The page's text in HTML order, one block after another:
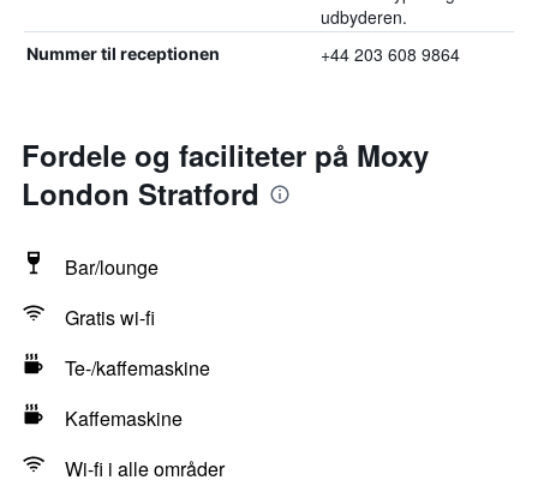
udbyderen.
Nummer til receptionen +44 203 608 9864
Fordele og faciliteter på Moxy
London Stratford
Bar/lounge
Gratis wi-fi
Te-/kaffemaskine
Kaffemaskine
Wi-fi i alle områder